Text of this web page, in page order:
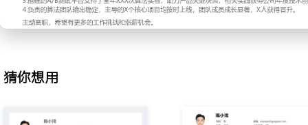
模型的单次推理响应时间从XXX毫秒降至XXX毫秒，支撑了日均
用。
范；将模型从实验环境到上线生产的平均周期从X周缩短至X天，显
4.A/B测试体系搭建：为科学评估算法迭代效果，从零搭建了公司级
猜你想用